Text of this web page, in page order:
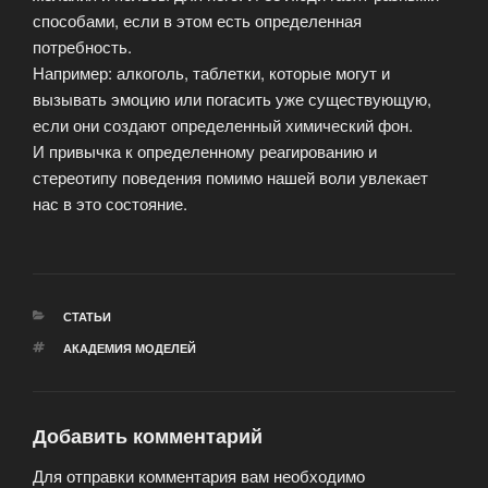
способами, если в этом есть определенная
потребность.
Например: алкоголь, таблетки, которые могут и
вызывать эмоцию или погасить уже существующую,
если они создают определенный химический фон.
И привычка к определенному реагированию и
стереотипу поведения помимо нашей воли увлекает
нас в это состояние.
РУБРИКИ
СТАТЬИ
МЕТКИ
АКАДЕМИЯ МОДЕЛЕЙ
Добавить комментарий
Для отправки комментария вам необходимо